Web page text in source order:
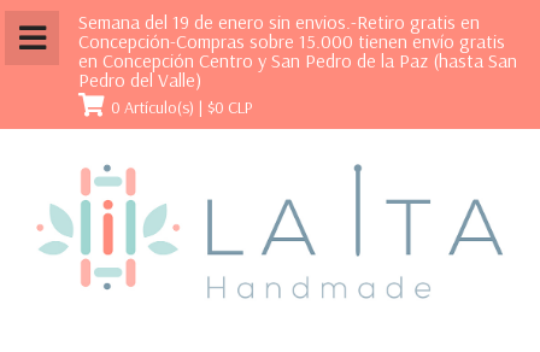
Semana del 19 de enero sin envios.-Retiro gratis en
Concepción-Compras sobre 15.000 tienen envío gratis
en Concepción Centro y San Pedro de la Paz (hasta San
Pedro del Valle)
0 Artículo(s) | $0 CLP